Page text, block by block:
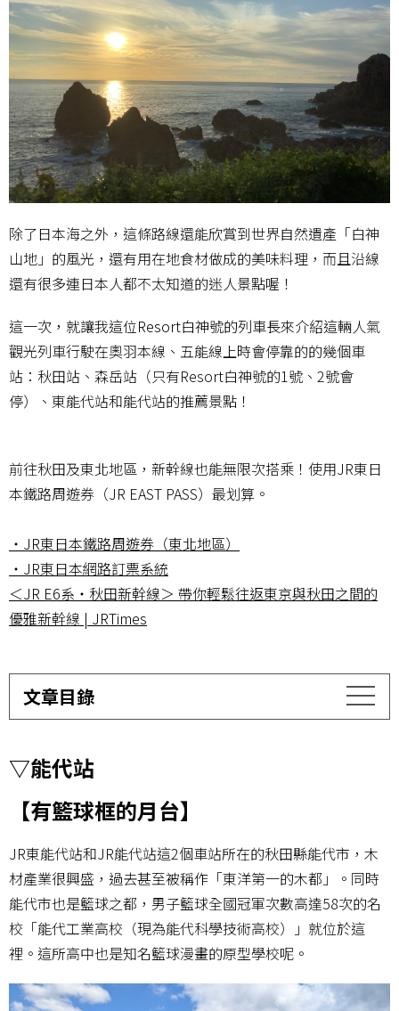
除了日本海之外，這條路線還能欣賞到世界自然遺產「白神
山地」的風光，還有用在地食材做成的美味料理，而且沿線
還有很多連日本人都不太知道的迷人景點喔！
這一次，就讓我這位Resort白神號的列車長來介紹這輛人氣
觀光列車行駛在奧羽本線、五能線上時會停靠的的幾個車
站：秋田站、森岳站（只有Resort白神號的1號、2號會
停）、東能代站和能代站的推薦景點！
前往秋田及東北地區，新幹線也能無限次搭乘！使用JR東日
本鐵路周遊券（JR EAST PASS）最划算。
・JR東日本鐵路周遊券（東北地區）
・JR東日本網路訂票系統
＜JR E6系・秋田新幹線＞ 帶你輕鬆往返東京與秋田之間的
優雅新幹線 | JRTimes
文章目錄
▽能代站
【有籃球框的月台】
JR東能代站和JR能代站這2個車站所在的秋田縣能代市，木
材產業很興盛，過去甚至被稱作「東洋第一的木都」。同時
能代市也是籃球之都，男子籃球全國冠軍次數高達58次的名
校「能代工業高校（現為能代科學技術高校）」就位於這
裡。這所高中也是知名籃球漫畫的原型學校呢。